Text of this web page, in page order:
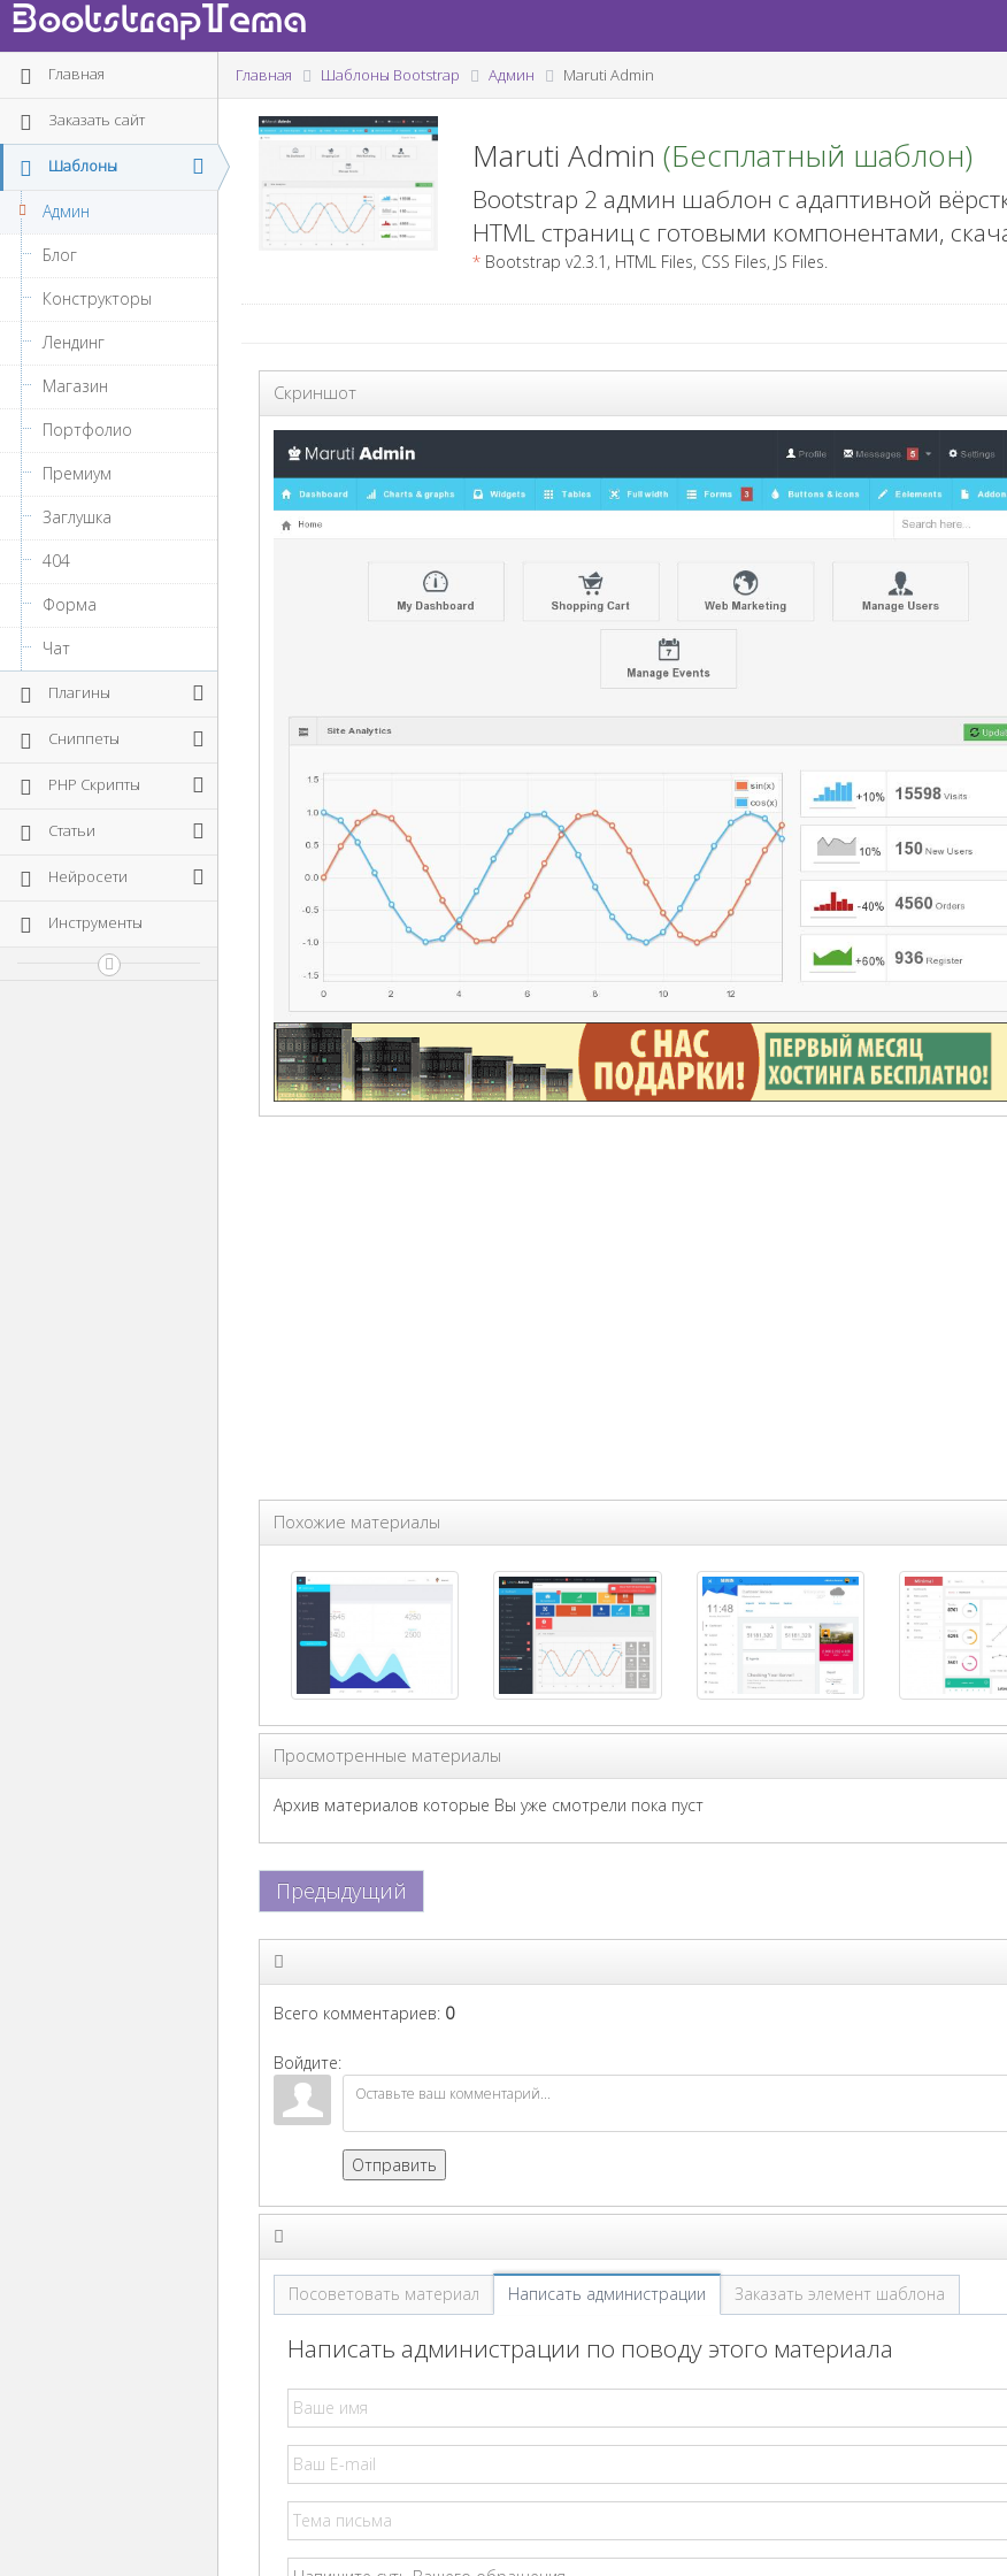
BootstrapTema
Главная
Заказать сайт
Шаблоны
Админ
Блог
Конструкторы
Лендинг
Магазин
Портфолио
Премиум
Заглушка
404
Форма
Чат
Плагины
Сниппеты
PHP Скрипты
Статьи
Нейросети
Инструменты
Главная Шаблоны Bootstrap Админ Maruti Admin
Maruti Admin (Бесплатный шаблон)
Bootstrap 2 админ шаблон с адаптивной
HTML страниц с готовыми компонентами,
*Bootstrap v2.3.1, HTML Files, CSS Files, JS Files.
Скриншот
Похожие материалы
Просмотренные материалы
Архив материалов которые Вы уже смотрели пока пуст
Предыдущий
Всего комментариев: 0
Войдите:
Отправить
Посоветовать материал Написать администрации Заказать элемент шаблона
Написать администрации по поводу этого материала